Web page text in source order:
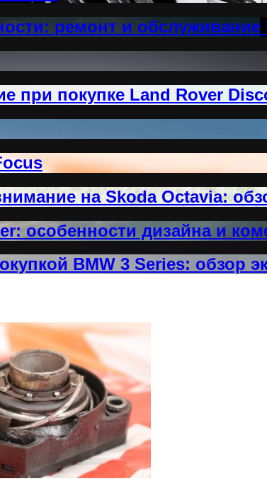
ремонт и обслуживание
при покупке Land Rover
на Skoda Octavia:
особенности дизайна и
BMW 3 Series: обзор